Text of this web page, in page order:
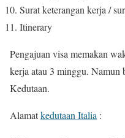
Surat keterangan kerja /
Itinerary
Pengajuan visa memakan
kerja atau 3 minggu. Namun
Kedutaan.
Alamatkedutaan Italia :